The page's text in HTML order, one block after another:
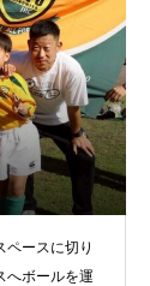
ースに切り
へボールを運